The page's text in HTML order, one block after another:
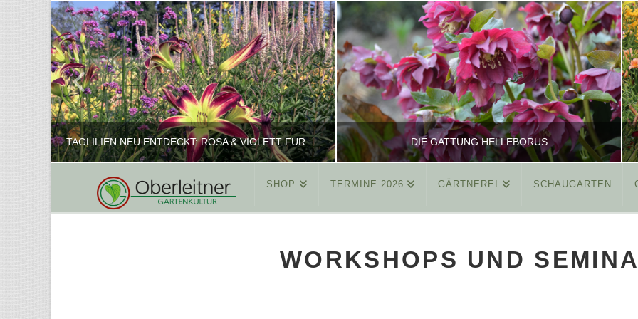
TAGLILIEN NEU ENTDECKT: ROSA & VIOLETT FÜR ROMANTISCHE PFLANZKOMBINATIONEN
REINHARD
DIE GATTUNG HELLEBORUS
REINHARD
SHOP TERMINE 2026 GÄRTNEREI SCHAUGARTEN
WORKSHOPS UND